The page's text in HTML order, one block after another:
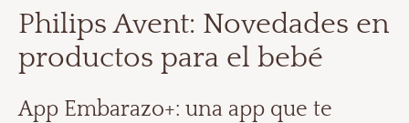
Philips Avent: Novedades en
productos para el bebé
App Embarazo+: una app que te